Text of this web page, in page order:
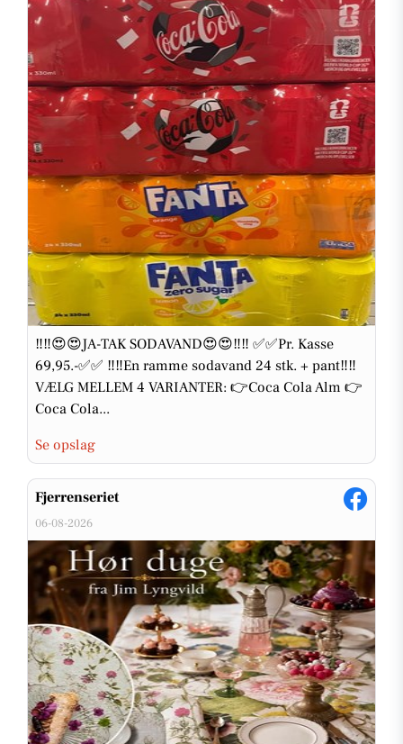
‼‼😍😍JA-TAK SODAVAND😍😍‼‼ ✅✅Pr. Kasse
69,95.-✅✅ ‼‼En ramme sodavand 24 stk. + pant‼‼
VÆLG MELLEM 4 VARIANTER: 👉Coca Cola Alm 👉
Coca Cola...
Se opslag
Fjerrenseriet
06-08-2026